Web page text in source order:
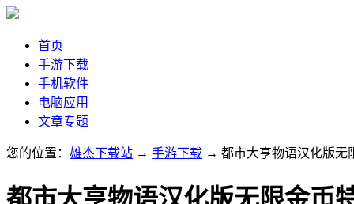
首页
手游下载
手机软件
电脑应用
文章专题
您的位置： 雄杰下载站 → 手游下载 → 都市大亨物语汉化版无